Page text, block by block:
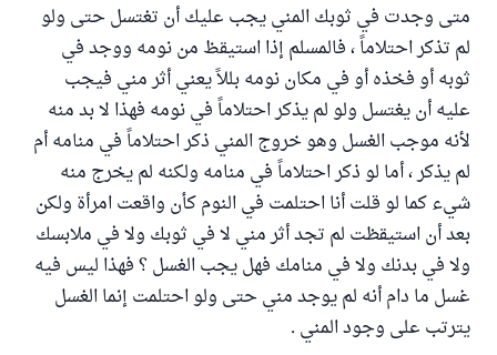
متى وجدت في ثوبك المني يجب عليك أن تغتسل حتى ولو
لم تذكر احتلاماً ، فالمسلم إذا استيقظ من نومه ووجد في
ثوبه أو فخذه أو في مكان نومه بللاً يعني أثر مني فيجب
عليه أن يغتسل ولو لم يذكر احتلاماً في نومه فهذا لا بد منه
لأنه موجب الغسل وهو خروج المني ذكر احتلاماً في منامه أم
لم يذكر ، أما لو ذكر احتلاماً في منامه ولكنه لم يخرج منه
شيء كما لو قلت أنا احتلمت في النوم كأن واقعت امرأة ولكن
بعد أن استيقظت لم تجد أثر مني لا في ثوبك ولا في ملابسك
ولا في بدنك ولا في منامك فهل يجب الغسل ؟ فهذا ليس فيه
غسل ما دام أنه لم يوجد مني حتى ولو احتلمت إنما الغسل
يترتب على وجود المني .